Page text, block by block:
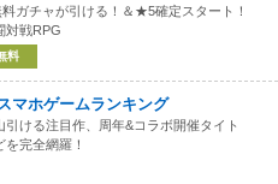
ガチャが引ける！＆★5確定スタート！
対戦RPG
料
マホゲームランキング
ける注目作、周年&コラボ開催タイト
完全網羅！